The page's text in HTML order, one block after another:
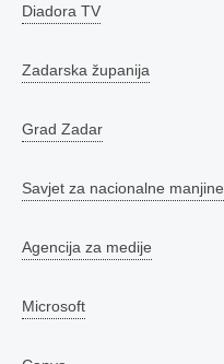
Diadora TV
Zadarska županija
Grad Zadar
Savjet za nacionalne manjine
Agencija za medije
Microsoft